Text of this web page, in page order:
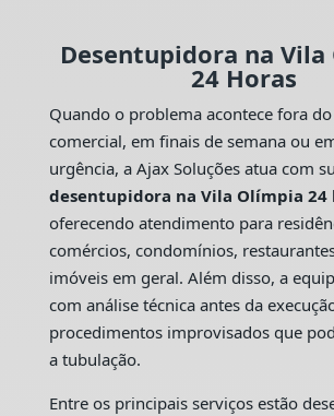
Desentupidora na
24 Horas
Quando o problema acontece fora
comercial, em finais de semana ou
urgência, a Ajax Soluções atua com
desentupidora na Vila Olímpia 24
oferecendo atendimento para
comércios, condomínios,
imóveis em geral. Além disso, a
com análise técnica antes da
procedimentos improvisados que
a tubulação.
Entre os principais serviços estão